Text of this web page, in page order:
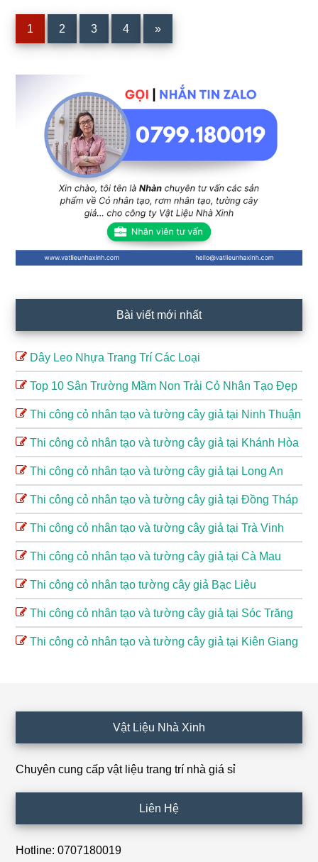
Trang
1 Trang
2 Trang
3 Trang
4 »
chính
Bài viết mới nhất
Dây Leo Nhựa Trang Trí Các Loại
Top 10 Sân Trường Mầm Non Trải Cỏ Nhân Tạo Đẹp
Thi công cỏ nhân tạo và tường cây giả tại Ninh Thuận
Thi công cỏ nhân tạo và tường cây giả tại Khánh Hòa
Thi công cỏ nhân tạo và tường cây giả tại Long An
Thi công cỏ nhân tạo và tường cây giả tại Đồng Tháp
Thi công cỏ nhân tạo và tường cây giả tại Trà Vinh
Thi công cỏ nhân tạo và tường cây giả tại Cà Mau
Thi công cỏ nhân tạo tường cây giả Bạc Liêu
Thi công cỏ nhân tạo và tường cây giả tại Sóc Trăng
Thi công cỏ nhân tạo và tường cây giả tại Kiên Giang
Vật Liệu Nhà Xinh
Chuyên cung cấp vật liệu trang trí nhà giá sỉ
Liên Hệ
Hotline: 0707180019